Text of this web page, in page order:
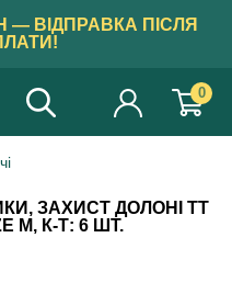
— ВІДПРАВКА ПІСЛЯ
0
ЗАХИСТ ДОЛОНІ TT
M, К-Т: 6 ШТ.